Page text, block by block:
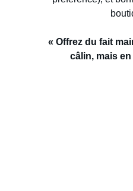
« Offrez du fait
câlin, mais